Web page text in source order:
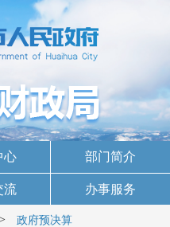
心 部门简介
流 办事服务
政府预决算